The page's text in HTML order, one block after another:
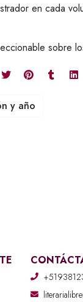
en cada
sobre
y año